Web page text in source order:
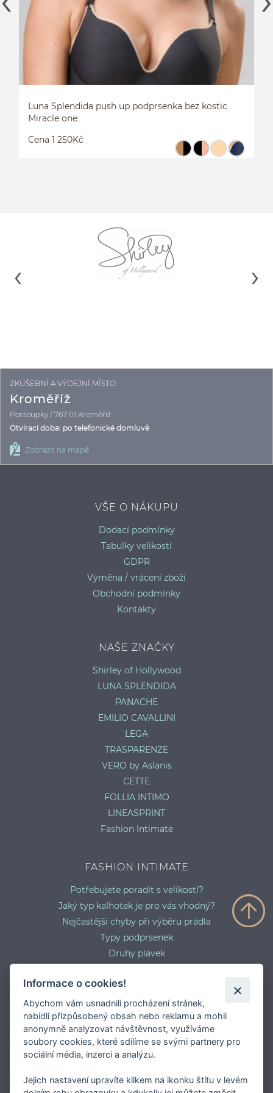
Luna Splendida push up podprsenka bez kostic
Miracle one
Cena 1 250Kč
ZKUŠEBNÍ A VÝDEJNÍ MÍSTO
Kroměříž
Postoupky / 767 01 Kroměříž
Otvírací doba: po telefonické domluvě
Zobrazit na mapě
VŠE O NÁKUPU
Dodací podmínky
Tabulky velikostí
GDPR
Výměna / vrácení zboží
Obchodní podmínky
Kontakty
NAŠE ZNAČKY
Shirley of Hollywood
LUNA SPLENDIDA
PANACHE
EMILIO CAVALLINI
LEGA
TRASPARENZE
VERO by Aslanis
CETTE
FOLLIA INTIMO
LINEASPRINT
Fashion Intimate
FASHION INTIMATE
Potřebujete poradit s velikostí?
Jaký typ kalhotek je pro vás vhodný?
Nejčastější chyby při výběru prádla
Typy podprsenek
Druhy plavek
Informace o cookies!
Abychom vám usnadnili procházení stránek,
nabídli přizpůsobený obsah nebo reklamu a mohli
anonymně analyzovat návštěvnost, využíváme
soubory cookies, které sdílíme se svými partnery pro
sociální média, inzerci a analýzu.
Jejich nastavení upravíte klikem na ikonku štítu v levém